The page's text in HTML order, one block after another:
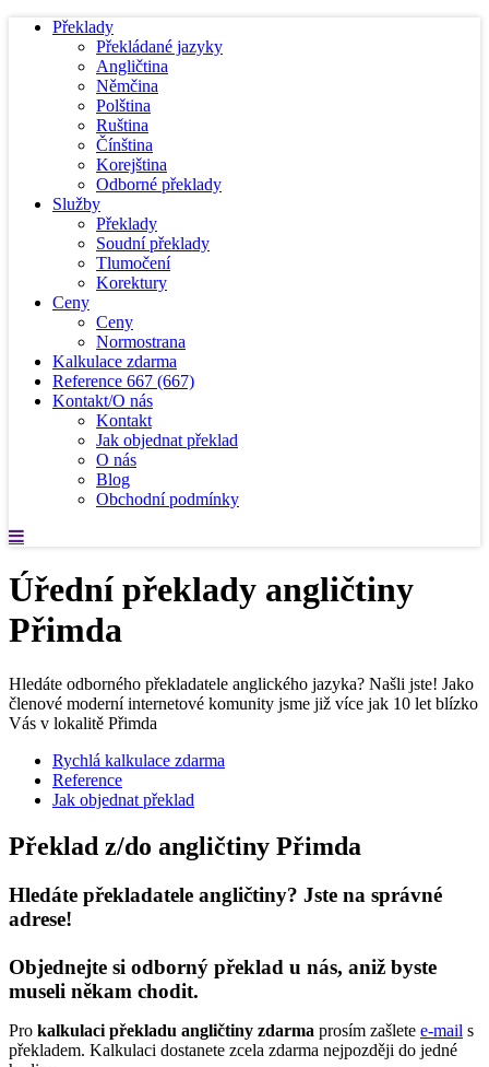
Překlady
Překládané jazyky
Angličtina
Němčina
Polština
Ruština
Čínština
Korejština
Odborné překlady
Služby
Překlady
Soudní překlady
Tlumočení
Korektury
Ceny
Ceny
Normostrana
Kalkulace zdarma
Reference 667 (667)
Kontakt/O nás
Kontakt
Jak objednat překlad
O nás
Blog
Obchodní podmínky
Úřední překlady angličtiny
Přimda
Hledáte odborného překladatele anglického jazyka? Našli jste! Jako
členové moderní internetové komunity jsme již více jak 10 let blízko
Vás v lokalitě Přimda
Rychlá kalkulace zdarma
Reference
Jak objednat překlad
Překlad z/do angličtiny Přimda
Hledáte překladatele angličtiny? Jste na správné
adrese!
Objednejte si odborný překlad u nás, aniž byste
museli někam chodit.
Pro kalkulaci překladu angličtiny zdarma prosím zašlete e-mail s
překladem. Kalkulaci dostanete zcela zdarma nejpozději do jedné